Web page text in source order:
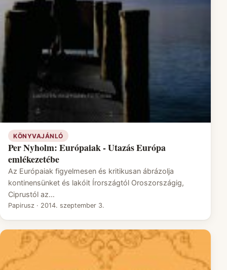
KÖNYVAJÁNLÓ
Per Nyholm: Európaiak - Utazás Európa
emlékezetébe
Az Európaiak figyelmesen és kritikusan ábrázolja
kontinensünket és lakóit Írországtól Oroszországig,
Ciprustól az…
Papirusz · 2014. szeptember 3.